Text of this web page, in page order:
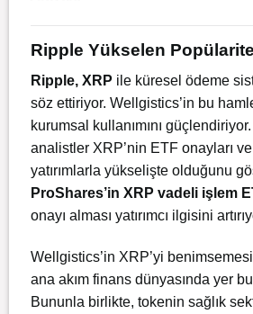
Ripple Yükselen
Ripple, XRP ile küresel ödeme
söz ettiriyor. Wellgistics’in bu
kurumsal kullanımını
analistler XRP’nin ETF onayları
yatırımlarla yükselişte olduğunu
ProShares’in XRP vadeli işlem
onayı alması yatırımcı ilgisini
Wellgistics’in XRP’yi
ana akım finans dünyasında yer
Bununla birlikte, tokenin sağlık